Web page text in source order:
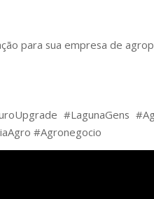
para sua empresa de
#LagunaGens
#Agronegocio